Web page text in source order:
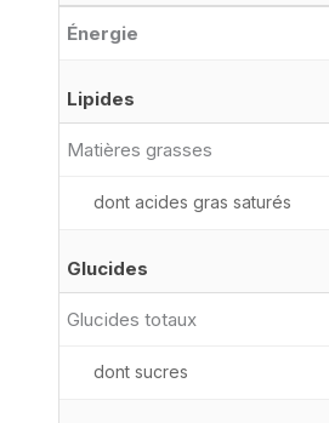
Énergie
Lipides
Matières grasses
dont acides gras saturés
Glucides
Glucides totaux
dont sucres